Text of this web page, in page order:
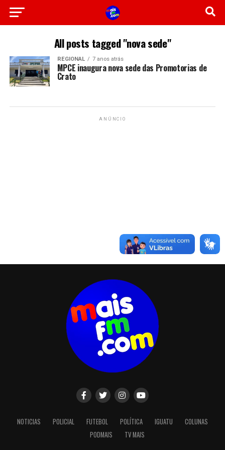
All posts tagged "nova sede"
REGIONAL 7 anos atrás
MPCE inaugura nova sede das Promotorias de
Crato
ANÚNCIO
NOTICIAS POLICIAL FUTEBOL POLÍTICA IGUATU
COLUNAS
PODMAIS
TV MAIS